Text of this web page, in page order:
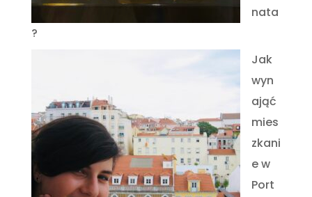
nata
?
Jak
wyn
ająć
mies
zkani
e w
Port